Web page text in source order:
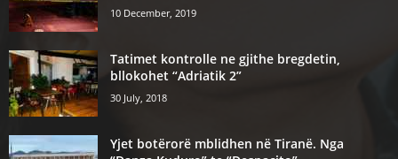
10 December, 2019
Tatimet kontrolle ne gjithe bregdetin,
bllokohet “Adriatik 2”
30 July, 2018
Yjet botërorë mblidhen në Tiranë. Nga